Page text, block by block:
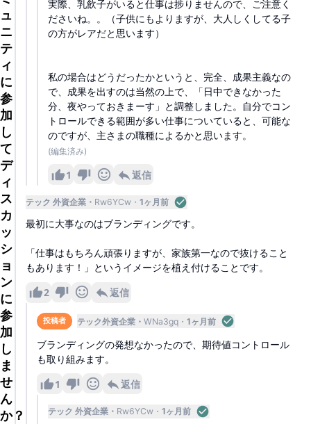
ュ
ニ
テ
ィ
に
参
加
し
て
デ
ィ
ス
カ
ッ
シ
ョ
ン
に
参
加
し
ま
せ
ん
か？
実際、乳飲子がいると仕事は捗りませんので、ご注意く
ださいね。。（子供にもよりますが、大人しくしてる子
の方がレアだと思います）
私の場合はどうだったかというと、完全、成果主義なの
で、成果を出すのは当然の上で、「日中できなかった
分、夜やっておきまーす」と調整しました。自分でコン
トロールできる範囲が多い仕事についていると、可能な
のですが、主さまの職種によるかと思います。
(編集済み)
1 返信
テック 外資企業 Rw6YCw 1ヶ月前
最初に大事なのはブランディングです。
「仕事はもちろん頑張りますが、家族第一なので抜けること
もあります！」というイメージを植え付けることです。
2 返信
投稿者 テック外資企業 WNa3gq 1ヶ月前
ブランディングの発想なかったので、期待値コントロール
も取り組みます。
1 返信
テック 外資企業 Rw6YCw 1ヶ月前